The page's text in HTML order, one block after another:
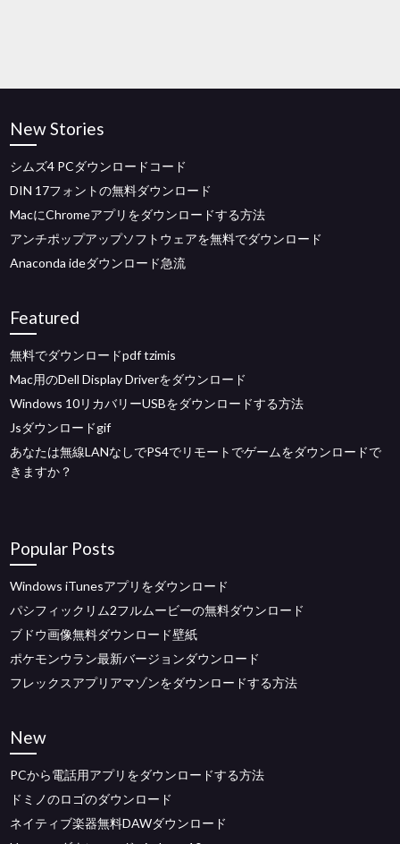
New Stories
シムズ4 PCダウンロードコード
DIN 17フォントの無料ダウンロード
MacにChromeアプリをダウンロードする方法
アンチポップアップソフトウェアを無料でダウンロード
Anaconda ideダウンロード急流
Featured
無料でダウンロードpdf tzimis
Mac用のDell Display Driverをダウンロード
Windows 10リカバリーUSBをダウンロードする方法
Jsダウンロードgif
あなたは無線LANなしでPS4でリモートでゲームをダウンロードで
きますか？
Popular Posts
Windows iTunesアプリをダウンロード
パシフィックリム2フルムービーの無料ダウンロード
ブドウ画像無料ダウンロード壁紙
ポケモンウラン最新バージョンダウンロード
フレックスアプリアマゾンをダウンロードする方法
New
PCから電話用アプリをダウンロードする方法
ドミノのロゴのダウンロード
ネイティブ楽器無料DAWダウンロード